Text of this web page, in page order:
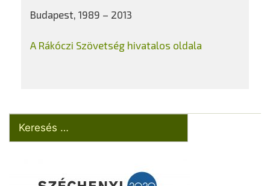
Budapest, 1989 – 2013
A Rákóczi Szövetség hivatalos oldala